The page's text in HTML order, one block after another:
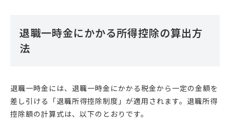
退職一時金にかかる所得控除の算出方
法
退職一時金には、退職一時金にかかる税金から一定の金額を
差し引ける「退職所得控除制度」が適用されます。退職所得
控除額の計算式は、以下のとおりです。